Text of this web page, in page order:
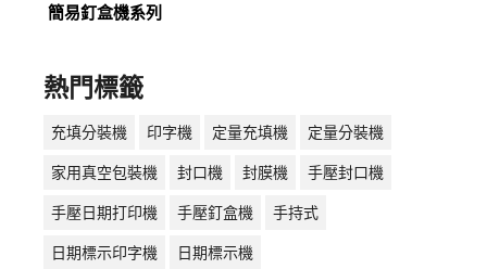
簡易釘盒機系列
熱門標籤
充填分裝機 印字機 定量充填機 定量分裝機
家用真空包裝機 封口機 封膜機 手壓封口機
手壓日期打印機 手壓釘盒機 手持式
日期標示印字機 日期標示機